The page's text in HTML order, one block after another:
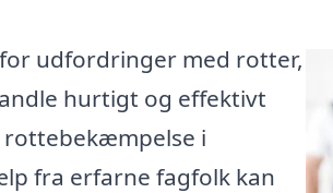
udfordringer med rotter,
hurtigt og effektivt
i
fra erfarne fagfolk kan